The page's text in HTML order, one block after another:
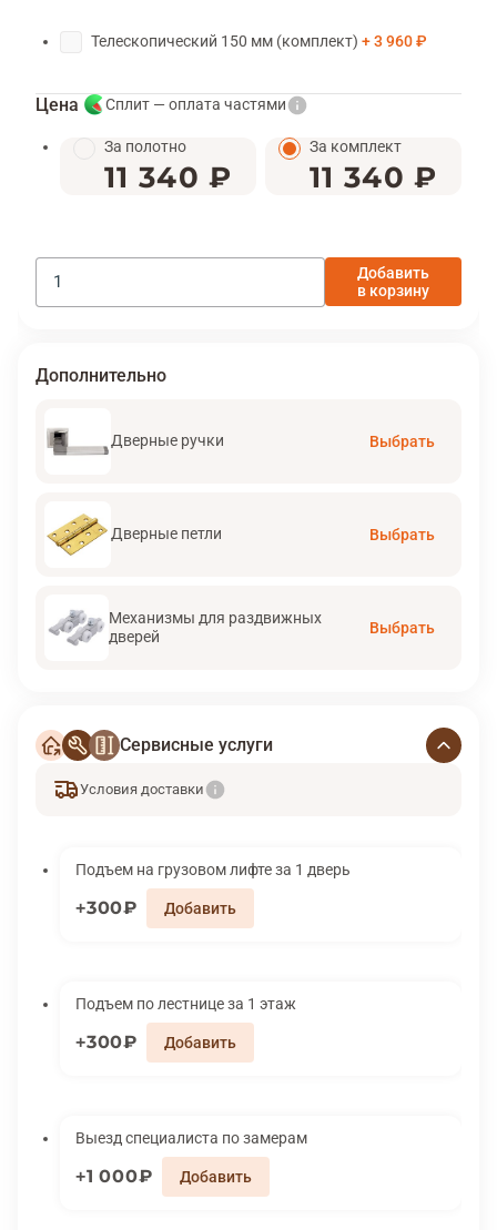
Телескопический 150 мм (комплект) 3 960 ₽
Цена Сплит — оплата частями
За полотно
11 340 ₽
За комплект
11 340 ₽
Добавить
в корзину
Дополнительно
Дверные ручки Выбрать
Дверные петли Выбрать
Механизмы для раздвижных
дверей
Выбрать
Сервисные услуги
Условия доставки
Подъем на грузовом лифте за 1 дверь
300₽
Подъем по лестнице за 1 этаж
300₽
Выезд специалиста по замерам
1 000₽